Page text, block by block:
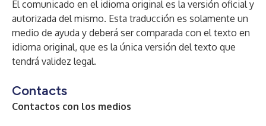
El comunicado en el idioma original es la versión oficial y
autorizada del mismo. Esta traducción es solamente un
medio de ayuda y deberá ser comparada con el texto en
idioma original, que es la única versión del texto que
tendrá validez legal.
Contacts
Contactos con los medios